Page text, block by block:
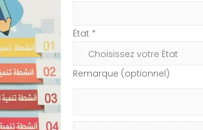
État *
Remarque (optionnel)